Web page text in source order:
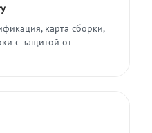
карта сборки,
с защитой от